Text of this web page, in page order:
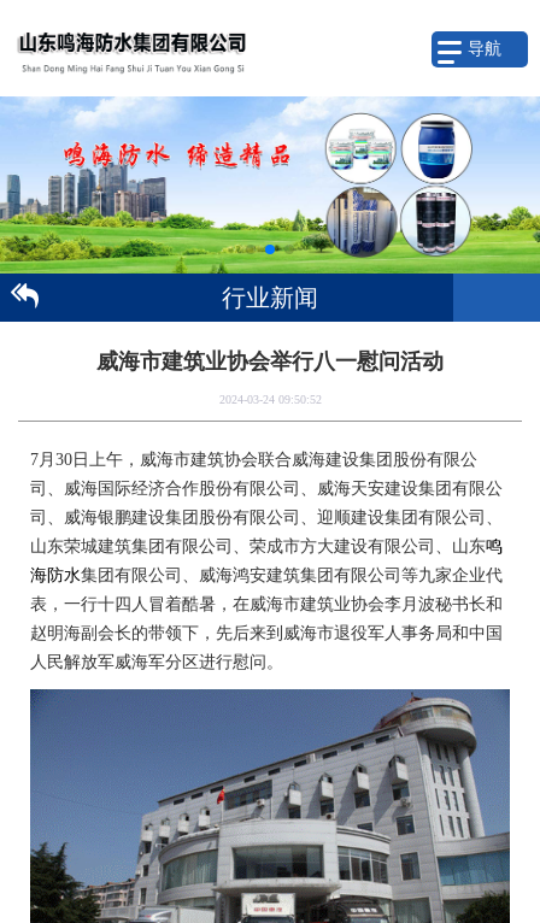
导航
行业新闻
威海市建筑业协会举行八一慰问活动
2024-03-24 09:50:52
7月30日上午，威海市建筑协会联合威海建设集团股份有限公
司、威海国际经济合作股份有限公司、威海天安建设集团有限公
司、威海银鹏建设集团股份有限公司、迎顺建设集团有限公司、
山东荣城建筑集团有限公司、荣成市方大建设有限公司、山东鸣
海防水集团有限公司、威海鸿安建筑集团有限公司等九家企业代
表，一行十四人冒着酷暑，在威海市建筑业协会李月波秘书长和
赵明海副会长的带领下，先后来到威海市退役军人事务局和中国
人民解放军威海军分区进行慰问。